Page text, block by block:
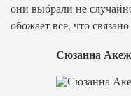
они выбрали не
обожает все, что
Сюзанна